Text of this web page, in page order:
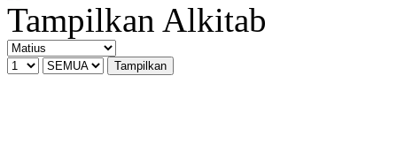
Tampilkan Alkitab